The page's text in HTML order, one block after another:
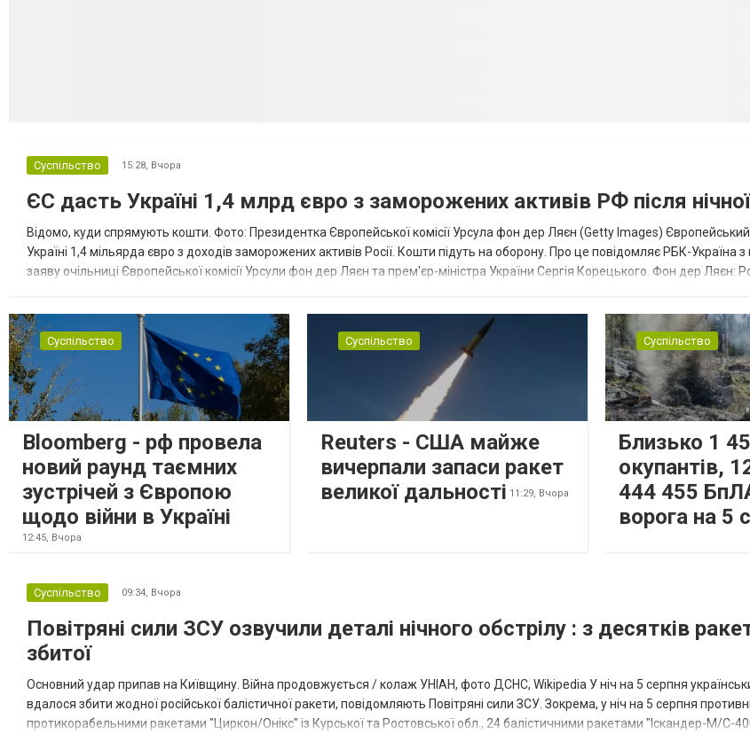
Суспільство 15:28, Вчора
ЄС дасть Україні 1,4 млрд євро з заморожених активів РФ після
Відомо, куди спрямують кошти. Фото: Президентка Європейської комісії Урсула фон дер Ляєн (Getty Images)
Україні 1,4 мільярда євро з доходів заморожених активів Росії. Кошти підуть на оборону. Про це повідомляє РБК-Україна
заяву очільниці Європейської комісії Урсули фон дер Ляєн та прем'єр-міністра України Сергія Корецького. Фон дер Ляєн:
Суспільство
Bloomberg - рф провела
новий раунд таємних
зустрічей з Європою
щодо війни в Україні
12:45, Вчора
Суспільство
Reuters - США майже
вичерпали запаси ракет
великої дальності 11:29, Вчора
Суспільство
Близько 1
окупантів,
444 455
ворога на 5
Суспільство 09:34, Вчора
Повітряні сили ЗСУ озвучили деталі нічного обстрілу : з десятків
збитої
Основний удар припав на Київщину. Війна продовжується / колаж УНІАН, фото ДСНС, Wikipedia У ніч на 5 серпня
вдалося збити жодної російської балістичної ракети, повідомляють Повітряні сили ЗСУ. Зокрема, у ніч на 5 серпня
протикорабельними ракетами "Циркон/Онікс" із Курської та Ростовської обл., 24 балістичними ракетами "Іскандер-М/С-